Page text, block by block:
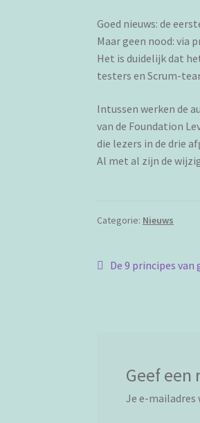
Goed nieuws: de
Maar geen nood: via
Het is duidelijk dat
testers en Scrum-
Intussen werken de
van de Foundation
die lezers in de drie
Al met al zijn de
Categorie: Nieuws
Bericht
Vorig
De 9 principes
Geef een
Je e-mailadres